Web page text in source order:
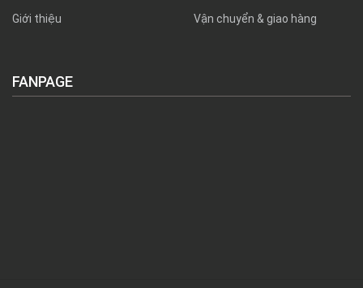
Giới thiệu Vận chuyển & giao hàng
FANPAGE